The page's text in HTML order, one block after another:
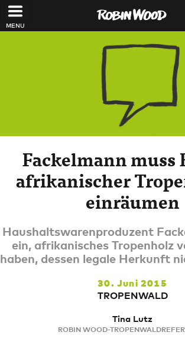
Direkt zum Inhalt
Fackelmann muss
afrikanischer
einräumen
Haushaltswarenproduzent
ein, afrikanisches Tropenholz
haben, dessen legale Herkunft
30. Juni 2015
TROPENWALD
Tina Lutz
ROBIN WOOD-